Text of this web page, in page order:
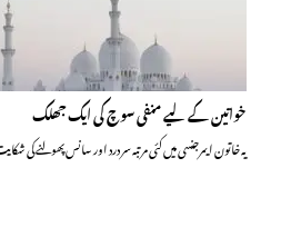
خواتین کے لیے منفی سوچ کی ایک جھلک
یہ خاتون ایمرجنسی میں کئی مرتبہ سر درد اور سانس پھولنے